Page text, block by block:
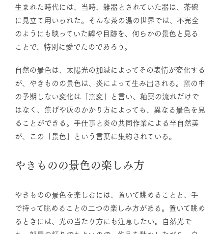
生まれた時代には、当時、雑器とされていた器は、茶碗
に見立て用いられた。そんな茶の湯の世界では、不完全
のようにも映っていた罅や目跡を、何らかの景色と見る
ことで、特別に愛でたのであろう。
自然の景色は、太陽光の加減によってその表情が変化する
が、やきものの景色は、炎によって生み出される。窯の中
の予期しない変化は「窯変」と言い、釉薬の流れだけで
はなく、焦げや灰のかかり方によっても、異なる景色を見
ることができる。手仕事と炎の共同作業による半自然美
が、この「景色」という言葉に集約されている。
やきものの景色の楽しみ方
やきものの景色を楽しむには、置いて眺めることと、手
で持って眺めることの二つの楽しみ方がある。置いて眺め
るときには、光の当たり方にも注意したい。自然光で